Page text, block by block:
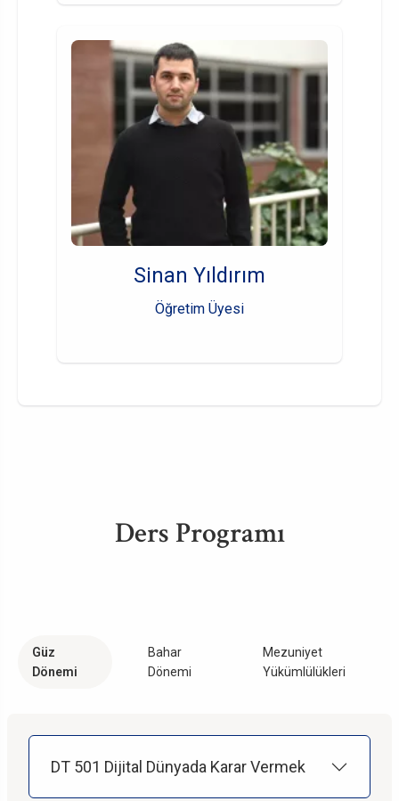
Sinan Yıldırım
Öğretim Üyesi
Ders Programı
Güz
Dönemi
Bahar
Dönemi
Mezuniyet
Yükümlülükleri
DT 501 Dijital Dünyada Karar Vermek